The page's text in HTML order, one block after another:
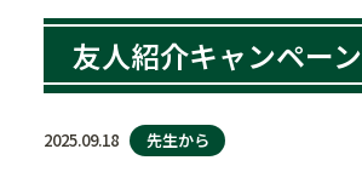
友人紹介キャンペーン
2025.09.18 先生から